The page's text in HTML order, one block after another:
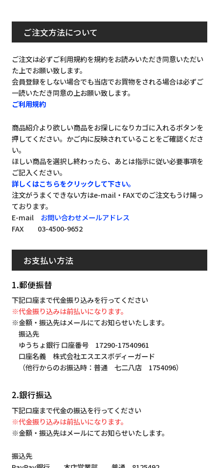
ご注文方法について
ご注文は必ずご利用規約を規約をお読みいただき同意いただい
た上でお願い致します。
会員登録をしない場合でも当店でお買物をされる場合は必ずご
一読いただき同意の上お願い致します。
ご利用規約
商品紹介より欲しい商品をお探しになりカゴに入れるボタンを
押してください。かご内に反映されていることをご確認くださ
い。
ほしい商品を選択し終わったら、あとは指示に従い必要事項を
ご記入ください。
詳しくはこちらをクリックして下さい。
注文がうまくできない方はe-mail・FAXでのご注文もうけ賜っ
ております。
E-mail お問い合わせメールアドレス
FAX 03-4500-9652
お支払い方法
1.郵便振替
下記口座まで代金振り込みを行ってください
※代金振り込みは前払いになります。
※金額・振込先はメールにてお知らせいたします。
振込先
ゆうちょ銀行 口座番号 17290-17540961
口座名義 株式会社エスエスボディーガード
（他行からのお振込時：普通 七二八店 1754096）
2.銀行振込
下記口座まで代金の振込を行ってください
※代金振り込みは前払いになります。
※金額・振込先はメールにてお知らせいたします。
振込先